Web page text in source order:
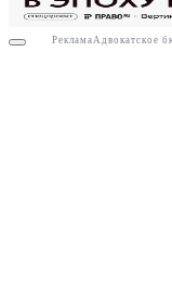
Реклама Адвокатское